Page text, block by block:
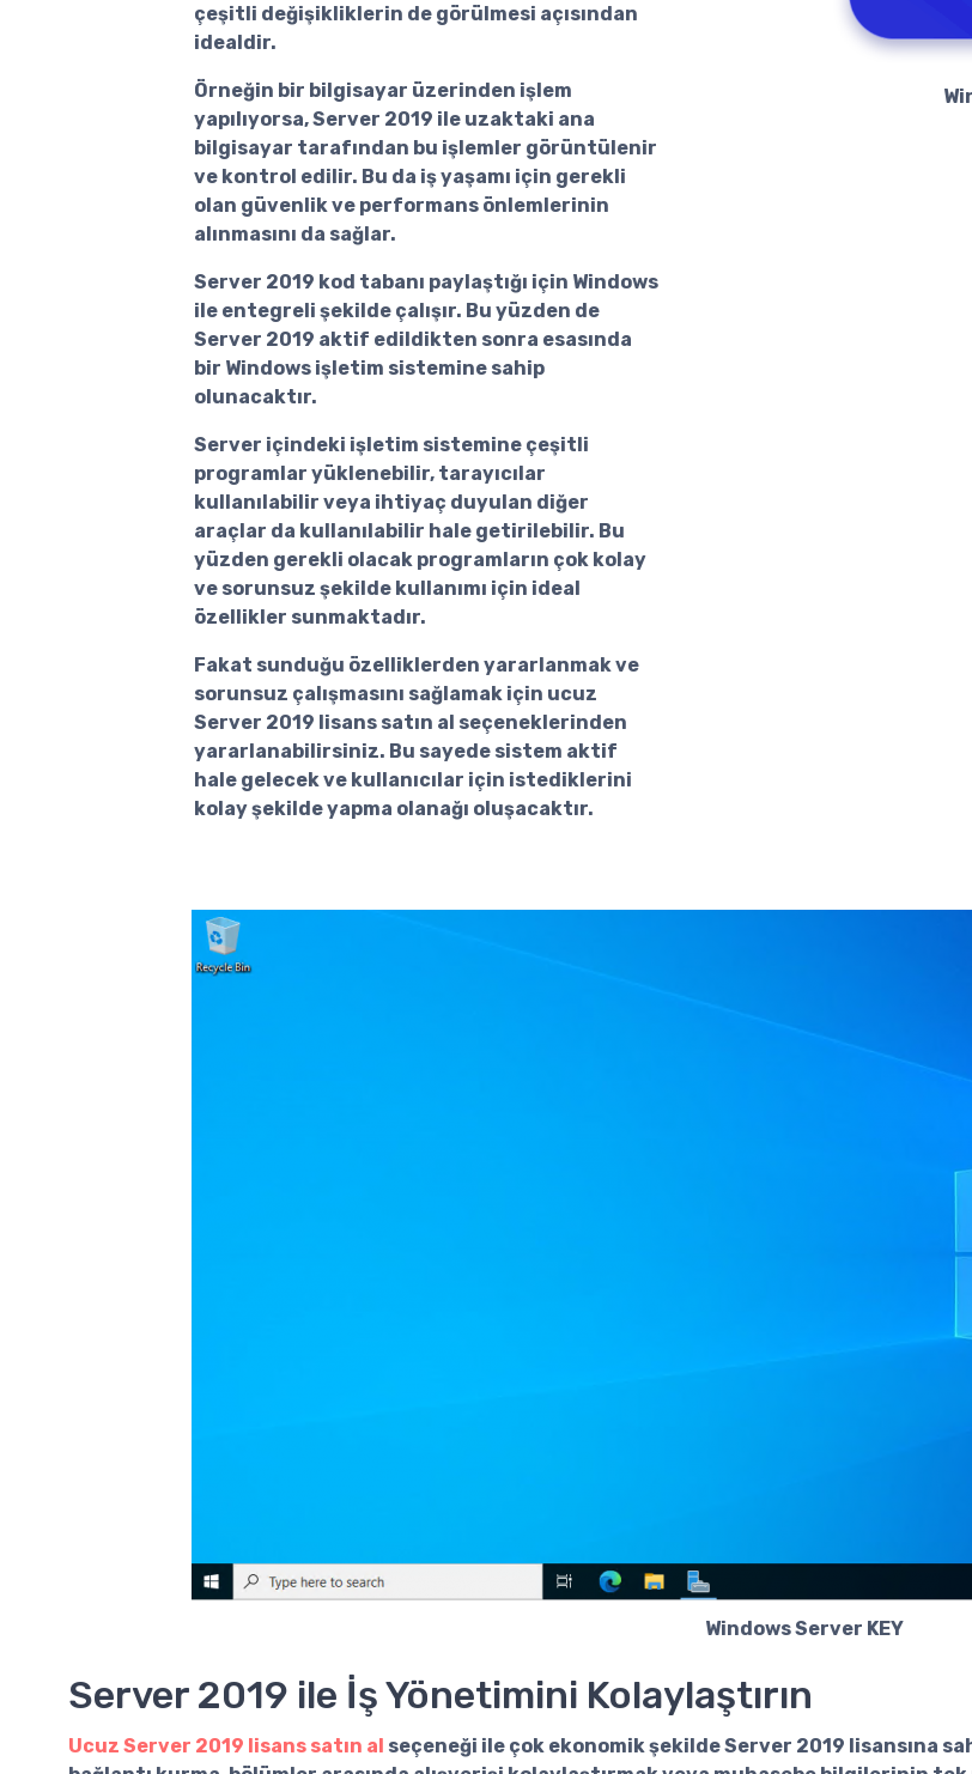
çeşitli değişikliklerin de görülmesi açısından
idealdir.
Örneğin bir bilgisayar üzerinden işlem
yapılıyorsa, Server 2019 ile uzaktaki ana
bilgisayar tarafından bu işlemler görüntülenir
ve kontrol edilir. Bu da iş yaşamı için gerekli
olan güvenlik ve performans önlemlerinin
alınmasını da sağlar.
Server 2019 kod tabanı paylaştığı için Windows
ile entegreli şekilde çalışır. Bu yüzden de
Server 2019 aktif edildikten sonra esasında
bir Windows işletim sistemine sahip
olunacaktır.
Server içindeki işletim sistemine çeşitli
programlar yüklenebilir, tarayıcılar
kullanılabilir veya ihtiyaç duyulan diğer
araçlar da kullanılabilir hale getirilebilir. Bu
yüzden gerekli olacak programların çok kolay
ve sorunsuz şekilde kullanımı için ideal
özellikler sunmaktadır.
Fakat sunduğu özelliklerden yararlanmak ve
sorunsuz çalışmasını sağlamak için ucuz
Server 2019 lisans satın al seçeneklerinden
yararlanabilirsiniz. Bu sayede sistem aktif
hale gelecek ve kullanıcılar için istediklerini
kolay şekilde yapma olanağı oluşacaktır.
Windows Server KEY
Server 2019 ile İş Yönetimini Kolaylaştırın
Ucuz Server 2019 lisans satın al seçeneği ile çok ekonomik şekilde Server 2019 lisansına